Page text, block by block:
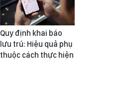
Quy định khai báo
lưu trú: Hiệu quả phụ
thuộc cách thực hiện